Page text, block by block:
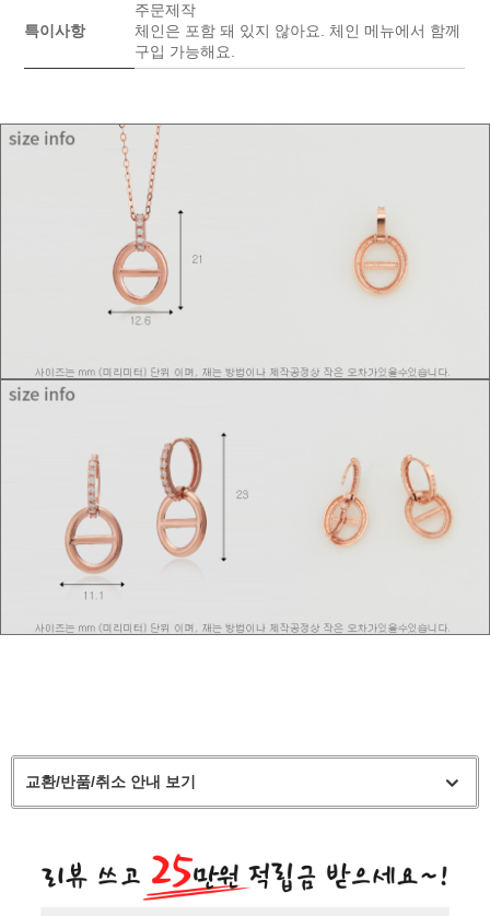
특이사항
주문제작
체인은 포함 돼 있지 않아요. 체인 메뉴에서 함께
구입 가능해요.
교환/반품/취소 안내 보기